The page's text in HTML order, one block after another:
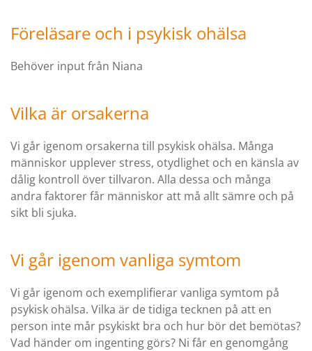
Föreläsare och i psykisk ohälsa
Behöver input från Niana
Vilka är orsakerna
Vi går igenom orsakerna till psykisk ohälsa. Många
människor upplever stress, otydlighet och en känsla av
dålig kontroll över tillvaron. Alla dessa och många
andra faktorer får människor att må allt sämre och på
sikt bli sjuka.
Vi går igenom vanliga symtom
Vi går igenom och exemplifierar vanliga symtom på
psykisk ohälsa. Vilka är de tidiga tecknen på att en
person inte mår psykiskt bra och hur bör det bemötas?
Vad händer om ingenting görs? Ni får en genomgång